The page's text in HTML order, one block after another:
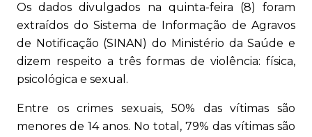
Os dados divulgados na quinta-feira (8) foram
extraídos do Sistema de Informação de Agravos
de Notificação (SINAN) do Ministério da Saúde e
dizem respeito a três formas de violência: física,
psicológica e sexual.
Entre os crimes sexuais, 50% das vítimas são
menores de 14 anos. No total, 79% das vítimas são